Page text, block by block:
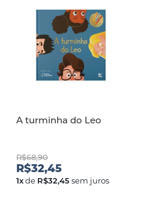
A turminha do Leo
R$68,90
R$32,45
1xde R$32,45sem juros